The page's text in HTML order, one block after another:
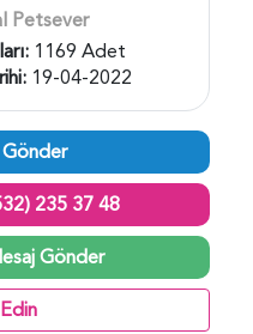
Petsever
1169 Adet
19-04-2022
235 37 48
Gönder